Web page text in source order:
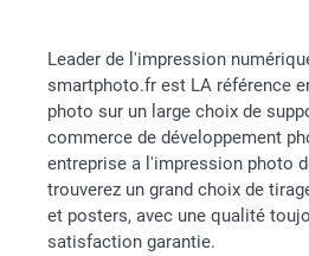
Leader de l'impression
smartphoto.fr est LA référence
photo sur un large choix de
commerce de développement
entreprise a l'impression photo
trouverez un grand choix de
et posters, avec une qualité
satisfaction garantie.